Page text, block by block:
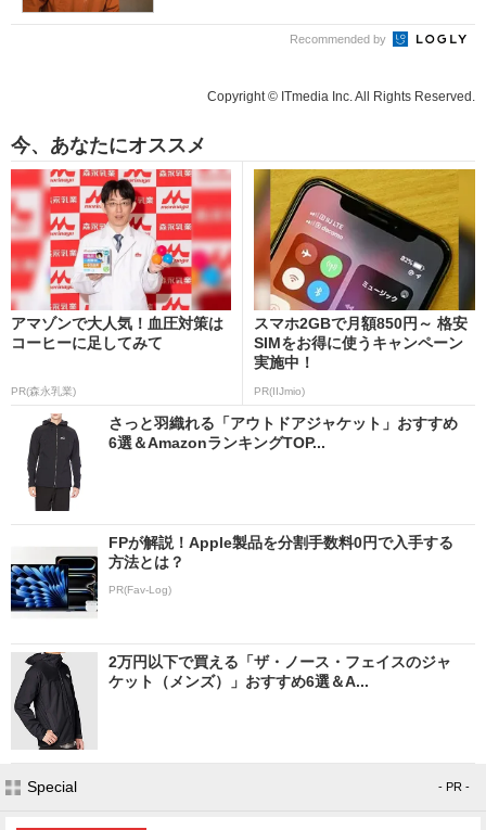
Recommended by
Copyright © ITmedia Inc. All Rights Reserved.
今、あなたにオススメ
アマゾンで大人気！血圧対策は
コーヒーに足してみて
PR(森永乳業)
スマホ2GBで月額850円～ 格安
SIMをお得に使うキャンペーン
実施中！
PR(IIJmio)
さっと羽織れる「アウトドアジャケット」おすすめ
6選＆AmazonランキングTOP...
FPが解説！Apple製品を分割手数料0円で入手する
方法とは？
PR(Fav-Log)
2万円以下で買える「ザ・ノース・フェイスのジャ
ケット（メンズ）」おすすめ6選＆A...
Special - PR -